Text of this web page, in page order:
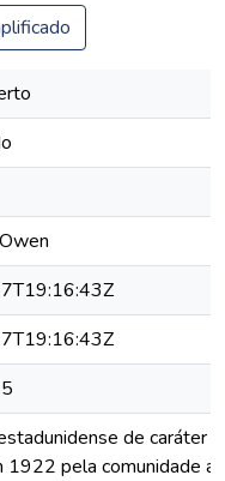
de caráter
1922 pela comunidade